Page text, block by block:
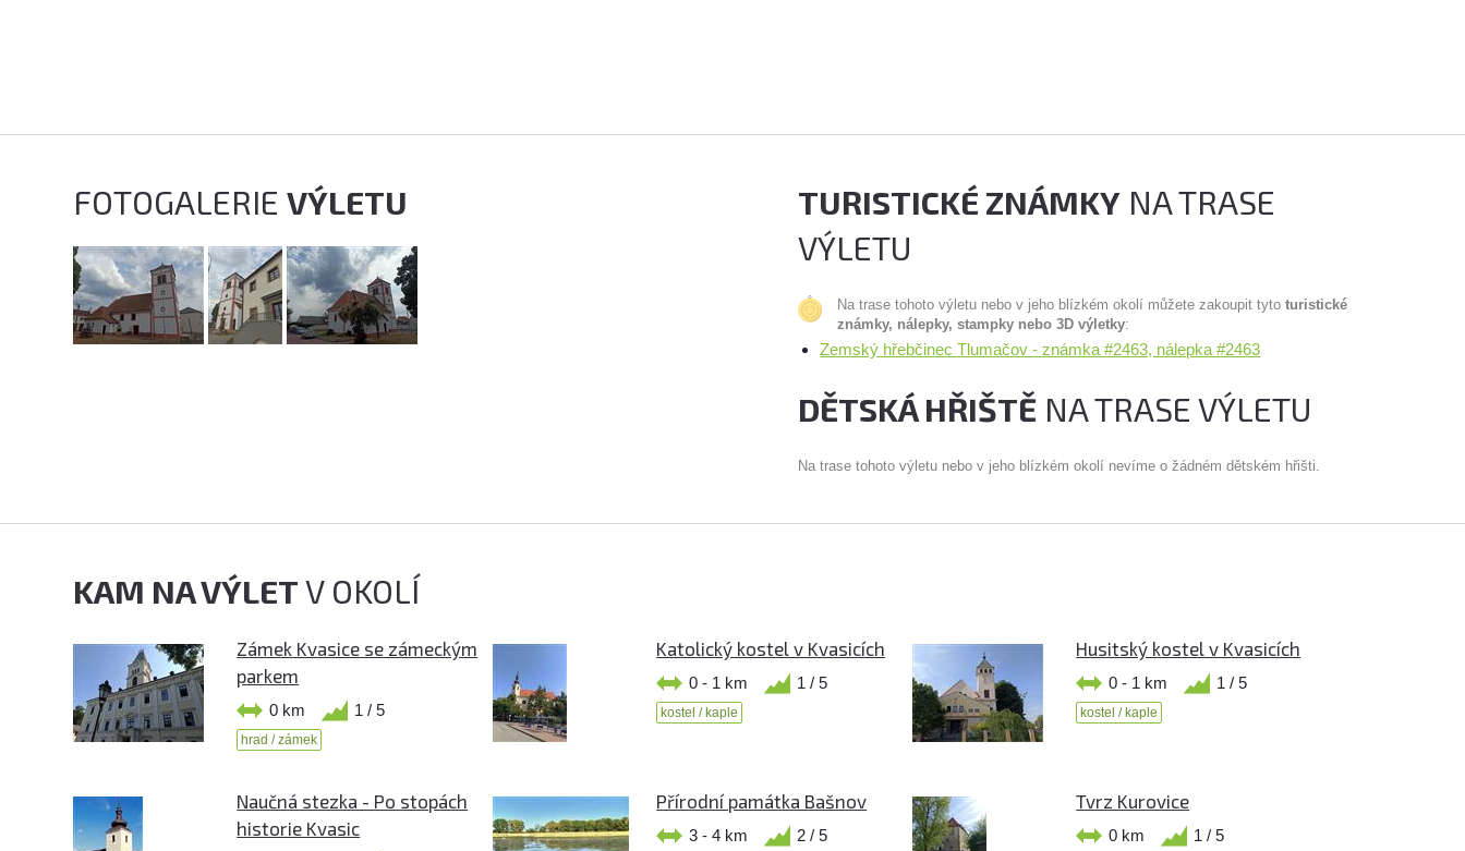
FOTOGALERIEVÝLETU TURISTICKÉ ZNÁMKY NA TRASE
VÝLETU
Na trase tohoto výletu nebo v jeho blízkém okolí můžete zakoupit tytoturistické
známky, nálepky, stampky nebo 3D výletky:
Zemský hřebčinec Tlumačov - známka #2463, nálepka #2463
DĚTSKÁ HŘIŠTĚ NA TRASE VÝLETU
Na trase tohoto výletu nebo v jeho blízkém okolí nevíme o žádném dětském hřišti.
KAM NA VÝLETV OKOLÍ
Zámek Kvasice se zámeckým
parkem
0 km 1 / 5
hrad / zámek
Katolický kostel v Kvasicích
0 - 1 km 1 / 5
kostel / kaple
Husitský kostel v Kvasicích
0 - 1 km 1 / 5
kostel / kaple
Naučná stezka - Po stopách
historie Kvasic
Přírodní památka Bašnov
3 - 4 km 2 / 5
Tvrz Kurovice
0 km 1 / 5